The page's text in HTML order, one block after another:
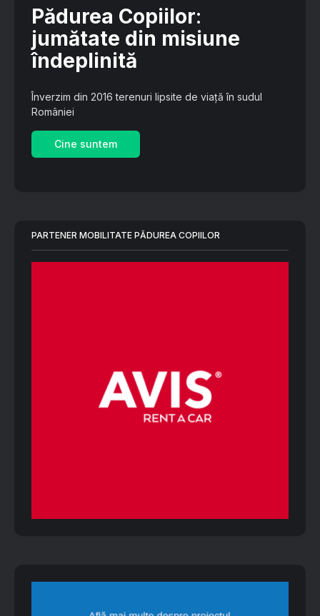
Pădurea Copiilor:
jumătate din misiune
îndeplinită
Înverzim din 2016 terenuri lipsite de viață în sudul
României
Cine suntem
PARTENER MOBILITATE PĂDUREA COPIILOR